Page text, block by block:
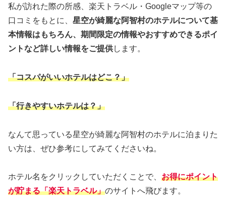
私が訪れた際の所感、楽天トラベル・Googleマップ等の
口コミをもとに、 星空が綺麗な阿智村のホテルについて基
本情報はもちろん、期間限定の情報やおすすめできるポイ
ントなど詳しい情報をご提供します。
「コスパがいいホテルはどこ？」
「行きやすいホテルは？」
なんて思っている星空が綺麗な阿智村のホテルに泊まりた
い方は、ぜひ参考にしてみてくださいね。
ホテル名をクリックしていただくことで、 お得にポイント
が貯まる「楽天トラベル」のサイトへ飛びます。